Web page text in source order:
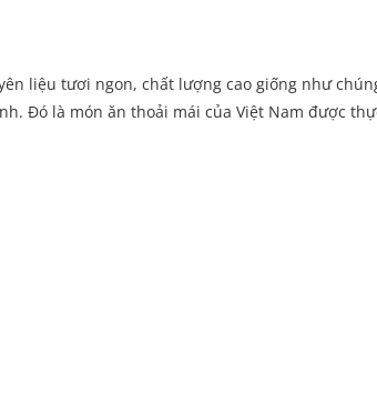
liệu tươi ngon, chất lượng cao giống như
Đó là món ăn thoải mái của Việt Nam được